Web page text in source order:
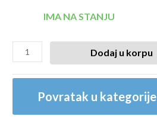
IMA NA STANJU
Dodaj u korpu
Povratak u kategorije